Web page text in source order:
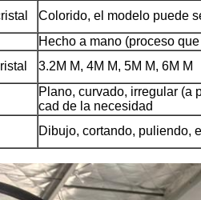
Colorido, el modelo puede
Hecho a mano (proceso
3.2M M, 4M M, 5M M, 6M M
Plano, curvado, irregular (a
cad de la necesidad
Dibujo, cortando, puliendo,